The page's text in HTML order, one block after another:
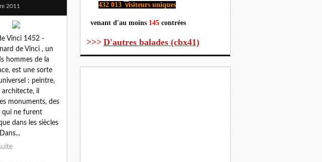
2011
Vinci 1452 -
de Vinci , un
hommes de la
est une sorte
: peintre,
architecte, il
monuments, des
qui ne furent
dans les siècles
432 013 visiteurs uniques
venant d'au moins 145 contrées
>>> D'autres balades (cbx41)